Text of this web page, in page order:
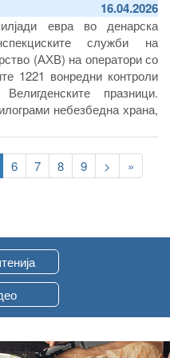
16.04.2026
евра во денарска
служби на
(АХВ) на оператори со
1221 вонредни контроли
празници.
небезбедна храна,
Дрисла беа и повеќе од
од соседна Србија кои
во земјава.
Page
6 Page
7 Page
8 Page
9
Следна
страна
>
Last
page
»